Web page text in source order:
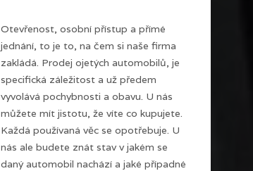
Otevřenost, osobní přístup a přímé
jednání, to je to, na čem si naše firma
zakládá. Prodej ojetých automobilů, je
specifická záležitost a už předem
vyvolává pochybnosti a obavu. U nás
můžete mít jistotu, že víte co kupujete.
Každá používaná věc se opotřebuje. U
nás ale budete znát stav v jakém se
daný automobil nachází a jaké případné